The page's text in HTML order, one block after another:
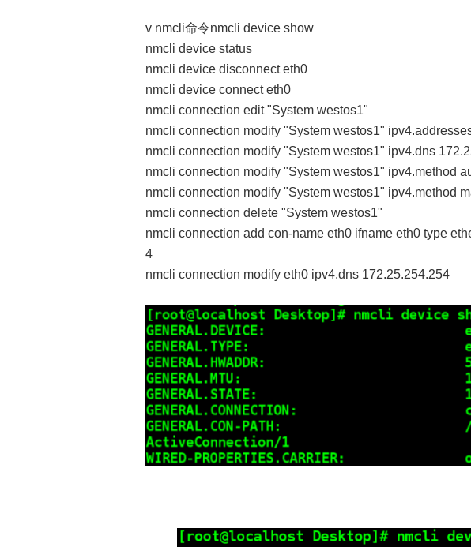
v nmcli命令nmcli device show
nmcli device status
nmcli device disconnect eth0
nmcli device connect eth0
nmcli connection edit "System westos1"
nmcli connection modify "System westos1"
nmcli connection modify "System westos1" ipv4.dns
nmcli connection modify "System westos1" ipv4.method
nmcli connection modify "System westos1" ipv4.method
nmcli connection delete "System westos1"
nmcli connection add con-name eth0 ifname eth0 type
4
nmcli connection modify eth0 ipv4.dns 172.25.254.254